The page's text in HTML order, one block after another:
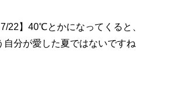
7/22】40℃とかになってくると、
自分が愛した夏ではないですね